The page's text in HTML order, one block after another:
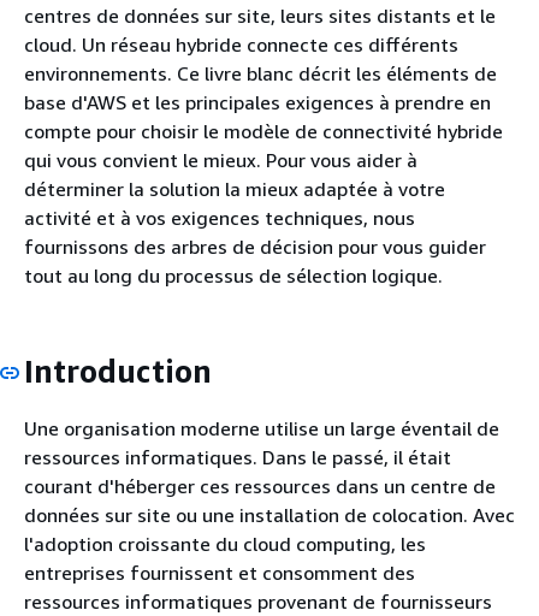
centres de données sur site, leurs sites distants et le
cloud. Un réseau hybride connecte ces différents
environnements. Ce livre blanc décrit les éléments de
base d'AWS et les principales exigences à prendre en
compte pour choisir le modèle de connectivité hybride
qui vous convient le mieux. Pour vous aider à
déterminer la solution la mieux adaptée à votre
activité et à vos exigences techniques, nous
fournissons des arbres de décision pour vous guider
tout au long du processus de sélection logique.
Introduction
Une organisation moderne utilise un large éventail de
ressources informatiques. Dans le passé, il était
courant d'héberger ces ressources dans un centre de
données sur site ou une installation de colocation. Avec
l'adoption croissante du cloud computing, les
entreprises fournissent et consomment des
ressources informatiques provenant de fournisseurs